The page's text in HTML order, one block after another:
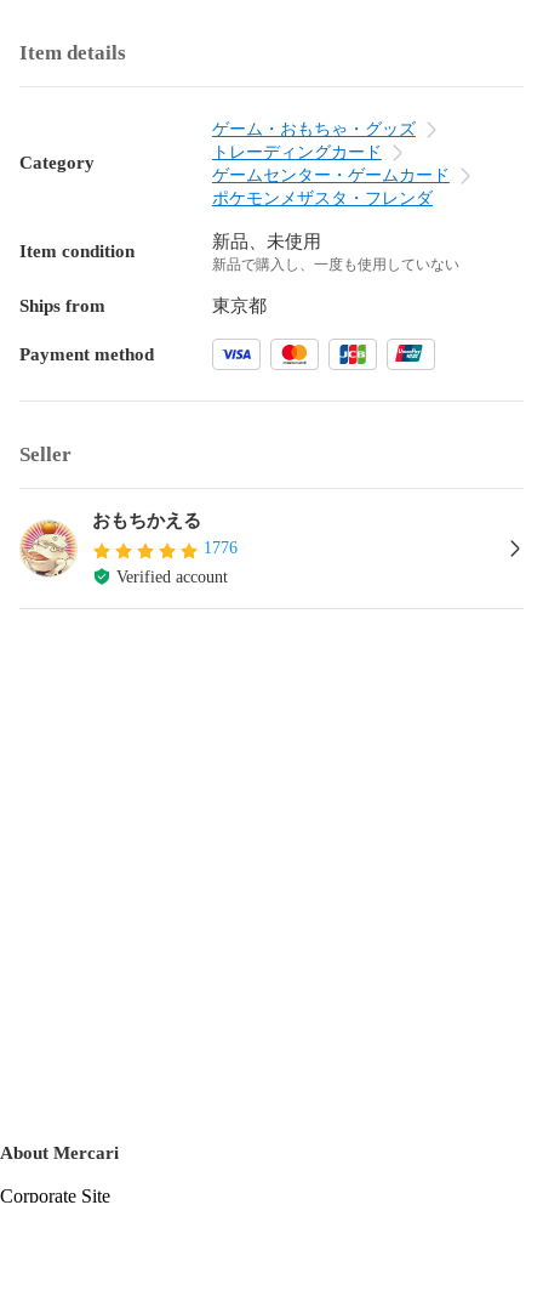
Item details
Category
ゲーム・おもちゃ・グッズ
トレーディングカード
ゲームセンター・ゲームカード
ポケモンメザスタ・フレンダ
Item condition 新品、未使用
新品で購入し、一度も使用していない
Ships from 東京都
Payment method
Seller
おもちかえる
1776
Verified account
About Mercari
Corporate Site